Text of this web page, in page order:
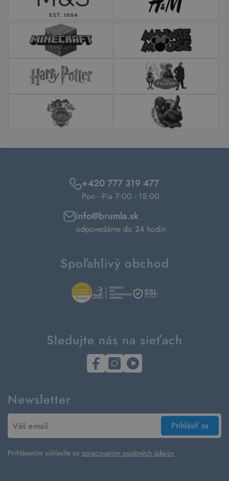
+420 777 319 477
Pon - Pia 7:00 - 15:00
info@brumla.sk
odpovedáme do 24 hodín
Spoľahlivý obchod
Sledujte nás na sieťach
Newsletter
Prihlásiť sa
Prihlásením súhlasíte so spracovaním osobných údajov